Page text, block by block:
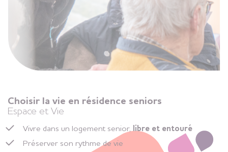
Choisir la vie en résidence seniors
Espace et Vie
Vivre dans un logement senior,libre et entouré
Préserver son rythme de vie